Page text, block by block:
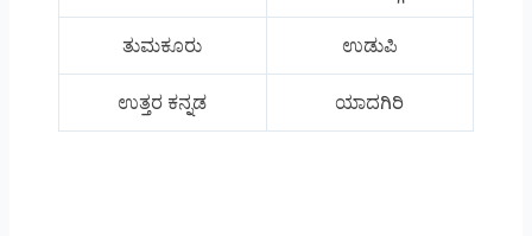
ತುಮಕೂರು ಉಡುಪಿ
ಉತ್ತರ ಕನ್ನಡ ಯಾದಗಿರಿ